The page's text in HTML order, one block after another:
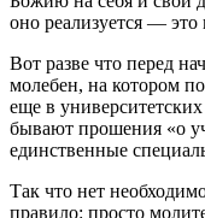
оно реализуется —
Вот разве что перед
молебен, на котором
еще в
бывают прошения «о
единственные
Так что нет
правило: просто